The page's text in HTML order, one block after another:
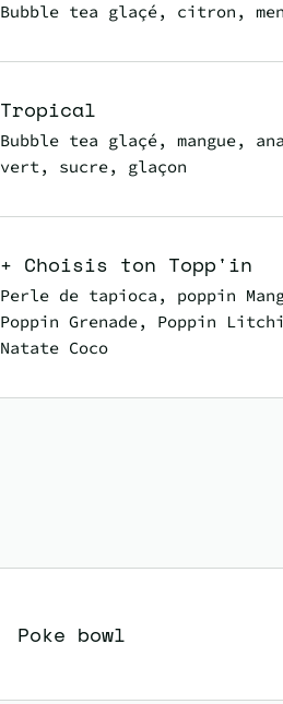
Bubble tea glaçé, citron,
Tropical
Bubble tea glaçé, mangue,
vert, sucre, glaçon
+ Choisis ton Topp'in
Perle de tapioca, poppin
Poppin Grenade, Poppin
Natate Coco
Poke bowl